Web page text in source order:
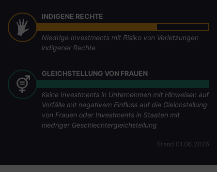
INDIGENE RECHTE
Niedrige Investments mit Risiko von Verletzungen
indigener Rechte
GLEICHSTELLUNG VON FRAUEN
Keine Investments in Unternehmen mit Hinweisen auf
Vorfälle mit negativem Einfluss auf die Gleichstellung
von Frauen oder Investments in Staaten mit
niedriger Geschlechtergleichstellung
Stand 01.06.2026